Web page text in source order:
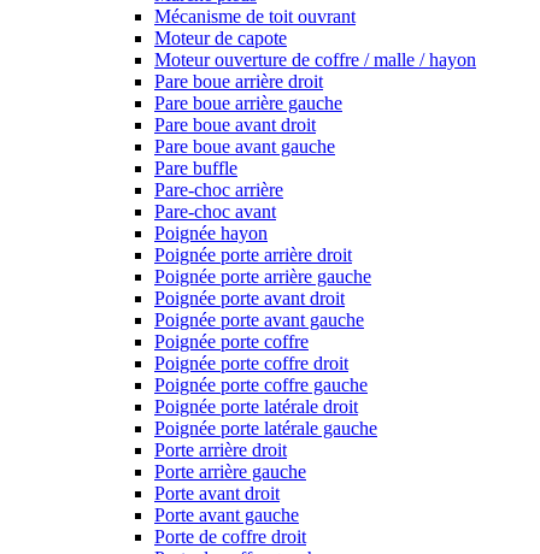
Mécanisme de toit ouvrant
Moteur de capote
Moteur ouverture de coffre / malle / hayon
Pare boue arrière droit
Pare boue arrière gauche
Pare boue avant droit
Pare boue avant gauche
Pare buffle
Pare-choc arrière
Pare-choc avant
Poignée hayon
Poignée porte arrière droit
Poignée porte arrière gauche
Poignée porte avant droit
Poignée porte avant gauche
Poignée porte coffre
Poignée porte coffre droit
Poignée porte coffre gauche
Poignée porte latérale droit
Poignée porte latérale gauche
Porte arrière droit
Porte arrière gauche
Porte avant droit
Porte avant gauche
Porte de coffre droit